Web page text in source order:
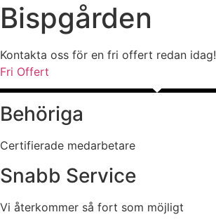
Bispgården
Kontakta oss för en fri offert redan idag!
Fri Offert
Behöriga
Certifierade medarbetare
Snabb Service
Vi återkommer så fort som möjligt